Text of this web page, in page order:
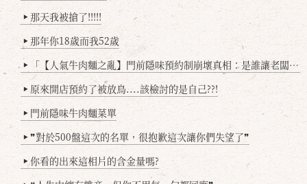
▶ 那天我被搶了!!!!!
▶ 那年你18歲而我52歲
▶ 「【人氣牛肉麵之亂】門前隱味預約制崩壞真相：是誰讓老闆心灰意冷？」
▶ 原來開店預約了被放鳥....該檢討的是自己??!
▶ 門前隱味牛肉麵菜單
▶ ❞對於500盤這次的名單，很抱歉這次讓你們失望了❞
▶ 你看的出來這相片的含金量嗎?